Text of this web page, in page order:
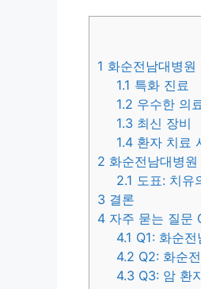
1 화순전남대병원
1.1 특화 진료
1.2 우수한 의
1.3 최신 장비
1.4 환자 치료
2 화순전남대병
2.1 도표: 치유
3 결론
4 자주 묻는 질문
4.1 Q1: 화순
4.2 Q2: 화순
4.3 Q3: 암 환